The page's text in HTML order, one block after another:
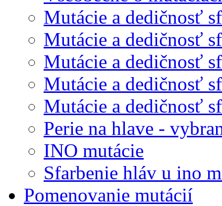
Mutácie a dedičnosť
Mutácie a dedičnosť
Mutácie a dedičnosť
Mutácie a dedičnosť
Mutácie a dedičnosť
Perie na hlave -
INO mutácie
Sfarbenie hláv u ino
Pomenovanie mutácií